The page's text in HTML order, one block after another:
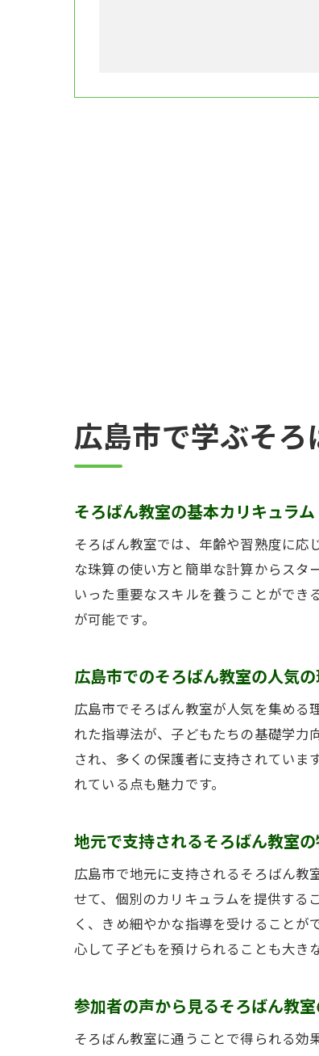
広島市で学ぶそろ
そろばん教室の基本カリキュラム
そろばん教室では、年齢や習熟度に応
な珠算の使い方と簡単な計算からスタ
いった重要なスキルを養うことができ
が可能です。
広島市でのそろばん教室の人気の
広島市でそろばん教室が人気を集める
れた指導法が、子どもたちの基礎学力
され、多くの保護者に支持されていま
れている点も魅力です。
地元で支持されるそろばん教室
広島市で地元に支持されるそろばん教
せて、個別のカリキュラムを提供する
く、きめ細やかな指導を受けることが
心して子どもを預けられることも大き
参加者の声から見るそろばん教
そろばん教室に通うことで得られる効